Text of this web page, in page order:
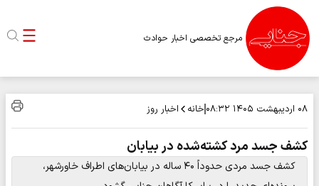
مرجع تخصصی اخبار حوادث
۰۸ اردیبهشت ۱۴۰۵ ۰۸:۳۲ خانه اخبار روز
کشف جسد مرد کشته‌شده در بیابان
کشف جسد مردی حدوداً ۴۰ ساله در بیابان‌های اطراف خاورشهر،